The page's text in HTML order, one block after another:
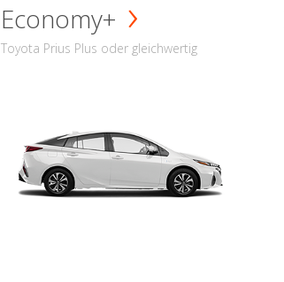
Economy+
Toyota Prius Plus oder gleichwertig